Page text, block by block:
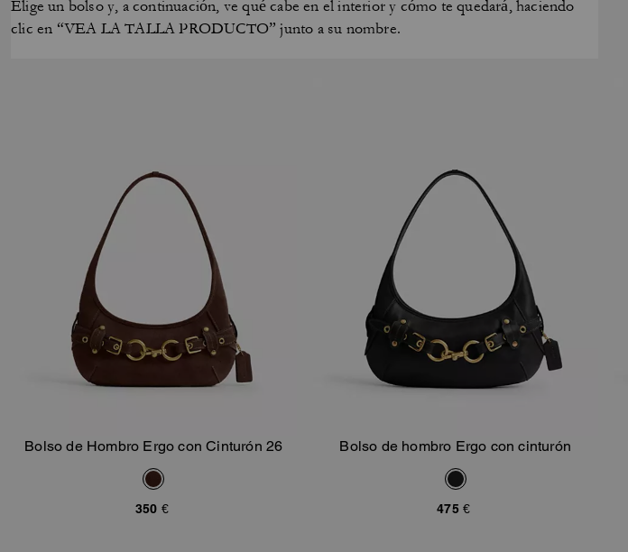
Elige un bolso y, a continuación, ve qué cabe en el interior y cómo te quedará, haciendo
clic en “VEA LA TALLA PRODUCTO” junto a su nombre.
Añadir A La Cesta
Bolso de Hombro Ergo con Cinturón 26
350 €
Añadir A La Cesta
Bolso de hombro Ergo con cinturón
475 €